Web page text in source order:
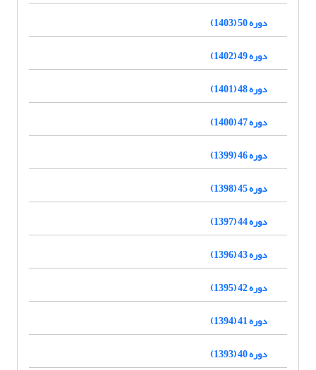
دوره 50 (1403)
دوره 49 (1402)
دوره 48 (1401)
دوره 47 (1400)
دوره 46 (1399)
دوره 45 (1398)
دوره 44 (1397)
دوره 43 (1396)
دوره 42 (1395)
دوره 41 (1394)
دوره 40 (1393)